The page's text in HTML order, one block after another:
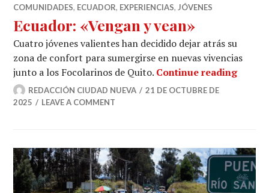
COMUNIDADES, ECUADOR, EXPERIENCIAS, JÓVENES
Ecuador: «Vengan y vean»
Cuatro jóvenes valientes han decidido dejar atrás su
zona de confort para sumergirse en nuevas vivencias
junto a los Focolarinos de Quito. Continue reading
REDACCIÓN CIUDAD NUEVA
21 DE OCTUBRE DE
2025
LEAVE A COMMENT